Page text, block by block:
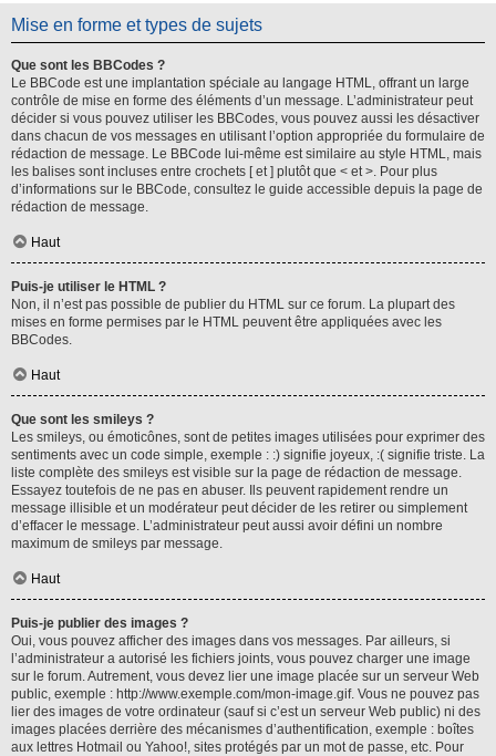
Mise en forme et types de sujets
Que sont les BBCodes ?
Le BBCode est une implantation spéciale au langage HTML, offrant un large
contrôle de mise en forme des éléments d’un message. L’administrateur peut
décider si vous pouvez utiliser les BBCodes, vous pouvez aussi les désactiver
dans chacun de vos messages en utilisant l’option appropriée du formulaire de
rédaction de message. Le BBCode lui-même est similaire au style HTML, mais
les balises sont incluses entre crochets [ et ] plutôt que < et >. Pour plus
d’informations sur le BBCode, consultez le guide accessible depuis la page de
rédaction de message.
Haut
Puis-je utiliser le HTML ?
Non, il n’est pas possible de publier du HTML sur ce forum. La plupart des
mises en forme permises par le HTML peuvent être appliquées avec les
BBCodes.
Haut
Que sont les smileys ?
Les smileys, ou émoticônes, sont de petites images utilisées pour exprimer des
sentiments avec un code simple, exemple : :) signifie joyeux, :( signifie triste. La
liste complète des smileys est visible sur la page de rédaction de message.
Essayez toutefois de ne pas en abuser. Ils peuvent rapidement rendre un
message illisible et un modérateur peut décider de les retirer ou simplement
d’effacer le message. L’administrateur peut aussi avoir défini un nombre
maximum de smileys par message.
Haut
Puis-je publier des images ?
Oui, vous pouvez afficher des images dans vos messages. Par ailleurs, si
l’administrateur a autorisé les fichiers joints, vous pouvez charger une image
sur le forum. Autrement, vous devez lier une image placée sur un serveur Web
public, exemple : http://www.exemple.com/mon-image.gif. Vous ne pouvez pas
lier des images de votre ordinateur (sauf si c’est un serveur Web public) ni des
images placées derrière des mécanismes d’authentification, exemple : boîtes
aux lettres Hotmail ou Yahoo!, sites protégés par un mot de passe, etc. Pour